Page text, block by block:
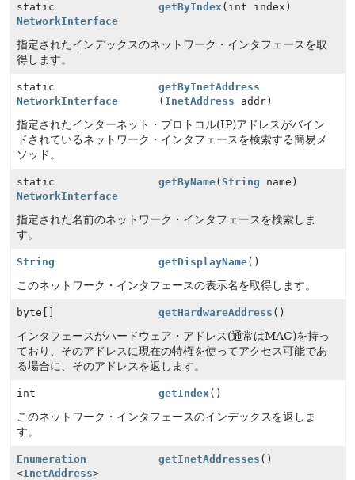
static
NetworkInterface
getByIndex(int index)
指定されたインデックスのネットワーク・インタフェースを取
得します。
static
NetworkInterface
getByInetAddress
( InetAddress addr)
指定されたインターネット・プロトコル(IP)アドレスがバイン
ドされているネットワーク・インタフェースを検索する簡易メ
ソッド。
static
NetworkInterface
getByName(String name)
指定された名前のネットワーク・インタフェースを検索しま
す。
String getDisplayName()
このネットワーク・インタフェースの表示名を取得します。
byte[] getHardwareAddress ()
インタフェースがハードウェア・アドレス(通常はMAC)を持っ
ており、そのアドレスに現在の特権を使ってアクセス可能であ
る場合に、そのアドレスを返します。
int getIndex()
このネットワーク・インタフェースのインデックスを返しま
す。
Enumeration
<InetAddress>
getInetAddresses ()